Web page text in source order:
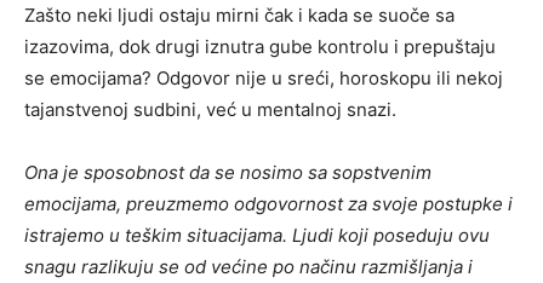
Zašto neki ljudi ostaju mirni čak i kada se suoče sa
izazovima, dok drugi iznutra gube kontrolu i prepuštaju
se emocijama? Odgovor nije u sreći, horoskopu ili nekoj
tajanstvenoj sudbini, već u mentalnoj snazi.
Ona je sposobnost da se nosimo sa sopstvenim
emocijama, preuzmemo odgovornost za svoje postupke i
istrajemo u teškim situacijama. Ljudi koji poseduju ovu
snagu razlikuju se od većine po načinu razmišljanja i